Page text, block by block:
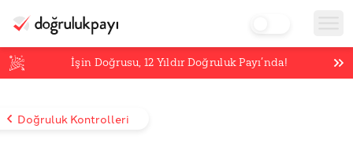
İşin Doğrusu,12 Yıldır Doğruluk Payı’nda!
Doğruluk Kontrolleri